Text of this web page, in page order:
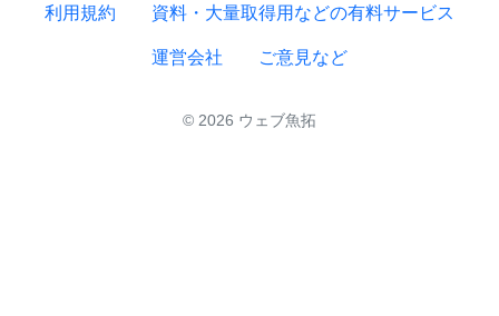
利用規約 資料・大量取得用などの有料サービス
運営会社 ご意見など
© 2026 ウェブ魚拓